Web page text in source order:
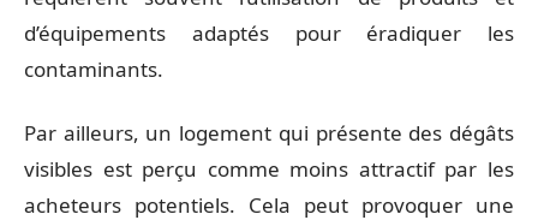
d’équipements adaptés pour éradiquer les
contaminants.
Par ailleurs, un logement qui présente des dégâts
visibles est perçu comme moins attractif par les
acheteurs potentiels. Cela peut provoquer une